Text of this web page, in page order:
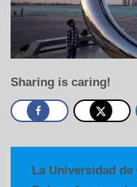
Sharing is caring!
La Universidad